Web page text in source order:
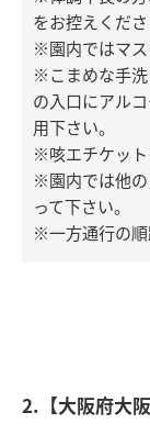
をお控えくださ
※園内ではマス
※こまめな手
の入口にアル
用下さい。
※咳エチケット
※園内では他
って下さい。
※一方通行の順
2.【大阪府大